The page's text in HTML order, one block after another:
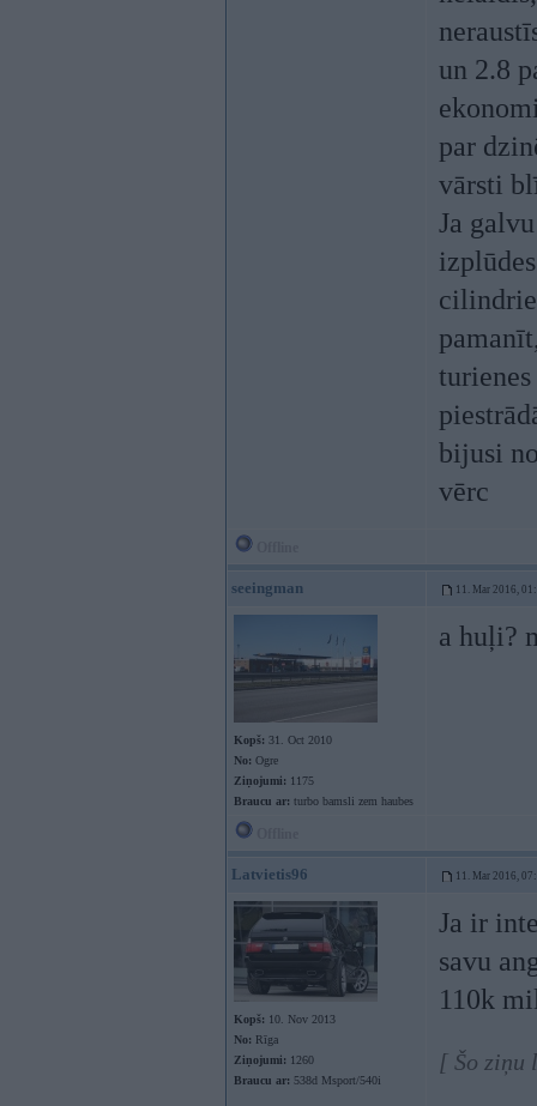
un 2.8
par
vārsti
Ja
bijusi
vērc
seeingman 11. Mar 2016,
Kopš: 31. Oct 2010
No: Ogre
Ziņojumi: 1175
Braucu ar: turbo bamsli zem haubes
a huļi?
Latvietis96 11. Mar 2016,
Kopš: 10. Nov 2013
No: Rīga
Ziņojumi: 1260
Braucu ar: 538d Msport/540i
Ja ir
savu
110k
[ Šo ziņu